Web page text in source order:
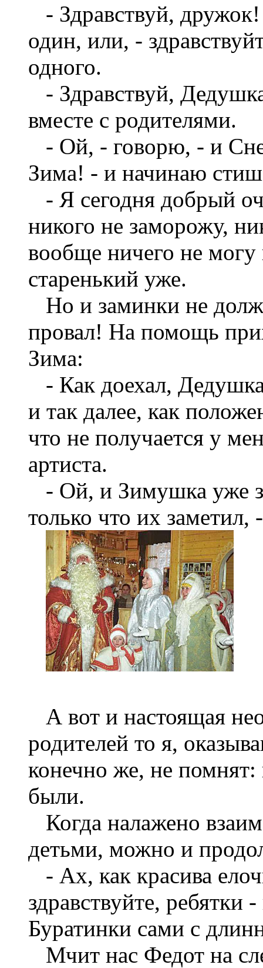
- Здравствуй, дружок!
один, или, -
одного.
- Здравствуй,
вместе с родителями.
- Ой, - говорю, - и
Зима! - и начинаю
- Я сегодня добрый
никого не заморожу,
вообще ничего не
старенький уже.
Но и заминки не
провал! На помощь
Зима:
- Как доехал,
и так далее, как
что не получается у
артиста.
- Ой, и Зимушка уже
только что их заметил,
А вот и настоящая
родителей то я,
конечно же, не
были.
Когда налажено
детьми, можно и
- Ах, как красива
здравствуйте,
Буратинки сами с
Мчит нас Федот на